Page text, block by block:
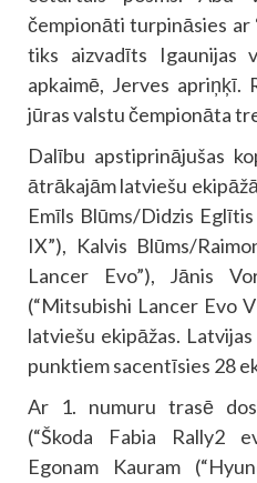
čempionāti turpināsies ar
tiks aizvadīts Igaunijas
apkaimē, Jerves apriņķī.
jūras valstu čempionāta
Dalību apstiprinājušas
ātrākajām latviešu
Emīls Blūms/Didzis
IX”), Kalvis Blūms/
Lancer Evo”), Jānis
(“Mitsubishi Lancer Evo
latviešu ekipāžas.
punktiem sacentīsies 28
Ar 1. numuru trasē
(“Škoda Fabia Rally2
Egonam Kauram